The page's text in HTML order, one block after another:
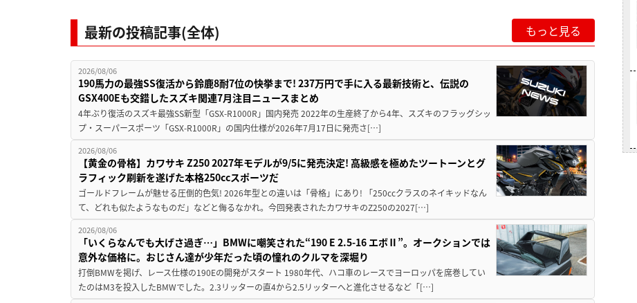
最新の投稿記事(全体) もっと見る
2026/08/06
190馬力の最強SS復活から鈴鹿8耐7位の快挙まで! 237万円で手に入る最新技術と、伝説の
GSX400Eも交錯したスズキ関連7月注目ニュースまとめ
4年ぶり復活のスズキ最強SS新型「GSX-R1000R」国内発売 2022年の生産終了から4年、スズキのフラッグシッ
プ・スーパースポーツ「GSX-R1000R」の国内仕様が2026年7月17日に発売さ[…]
2026/08/06
【黄金の骨格】カワサキ Z250 2027年モデルが9/5に発売決定! 高級感を極めたツートーンとグ
ラフィック刷新を遂げた本格250ccスポーツだ
ゴールドフレームが魅せる圧倒的色気! 2026年型との違いは「骨格」にあり! 「250ccクラスのネイキッドなん
て、どれも似たようなものだ」などと侮るなかれ。今回発表されたカワサキのZ250の2027[…]
2026/08/06
「いくらなんでも大げさ過ぎ…」BMWに嘲笑された“190 E 2.5-16 エボⅡ”。オークションでは
意外な価格に。おじさん達が少年だった頃の憧れのクルマを深堀り
打倒BMWを掲げ、レース仕様の190Eの開発がスタート 1980年代、ハコ車のレースでヨーロッパを席巻してい
たのはM3を投入したBMWでした。2.3リッターの直4から2.5リッターへと進化させるなど「[…]